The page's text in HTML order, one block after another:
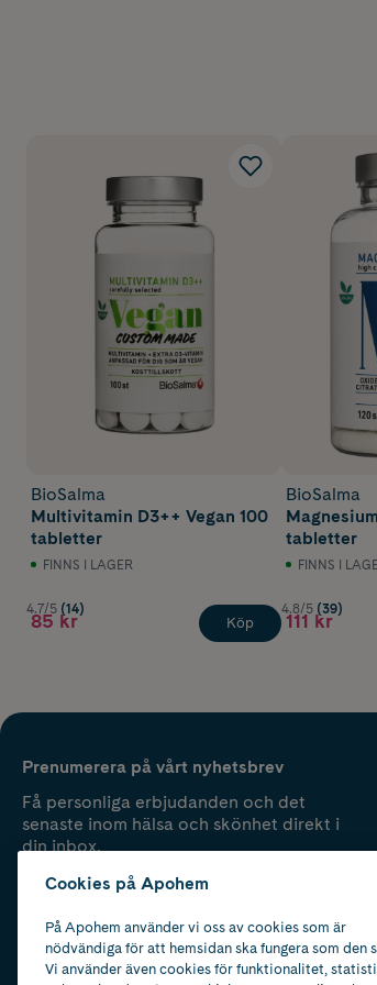
BioSalma
Multivitamin D3++ Vegan 100
tabletter
FINNS I LAGER
4.7/5 (14)
85 kr Köp
BioSalma
tabletter
FINNS I
4.8/5 (39)
111 kr
Prenumerera på vårt nyhetsbrev
Få personliga erbjudanden och det
senaste inom hälsa och skönhet direkt i
din inbox.
Cookies på Apohem
På Apohem använder vi oss av cookies som är
nödvändiga för att hemsidan ska fungera som den
Vi använder även cookies för funktionalitet,